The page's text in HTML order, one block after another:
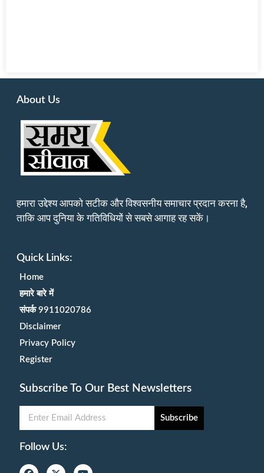
About Us
हमारा उद्देश्य आपको सटीक और विश्वसनीय समाचार प्रदान करना है,
ताकि आप दुनिया के गतिविधियों से सबसे आगाह रह सकें।
Quick Links:
Home
हमारे बारे में
संपर्क 9911020786
Disclaimer
Privacy Policy
Register
Subscribe To Our Best Newsletters
Subscribe
Follow Us: